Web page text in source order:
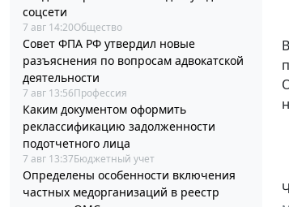
соцсети
7 авг 14:20Общество
Совет ФПА РФ утвердил новые
разъяснения по вопросам адвокатской
деятельности
7 авг 13:56Профессия
Каким документом оформить
реклассификацию задолженности
подотчетного лица
7 авг 13:37Бюджетный учет
Определены особенности включения
частных медорганизаций в реестр